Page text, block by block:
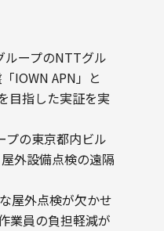
ープのNTTグル
IOWN APN」と
目指した実証を実
プの東京都内ビル
外設備点検の遠隔
屋外点検が欠かせ
業員の負担軽減が